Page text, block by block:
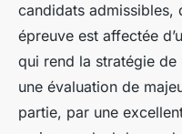
candidats admissibles,
épreuve est affectée
qui rend la stratégie de
une évaluation de
partie, par une